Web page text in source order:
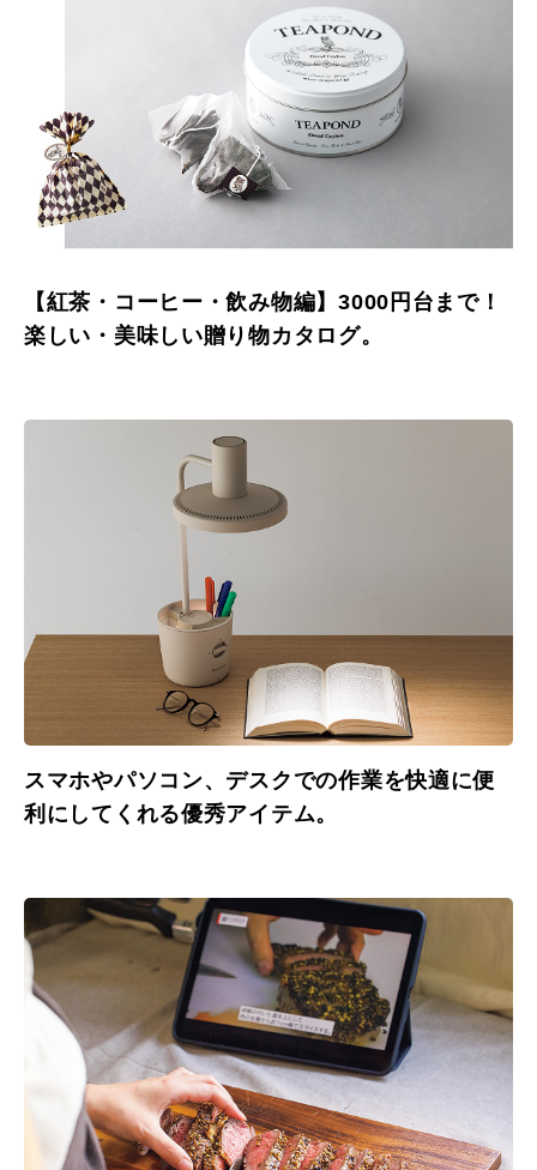
【紅茶・コーヒー・飲み物編】3000円台まで！
楽しい・美味しい贈り物カタログ。
スマホやパソコン、デスクでの作業を快適に便
利にしてくれる優秀アイテム。